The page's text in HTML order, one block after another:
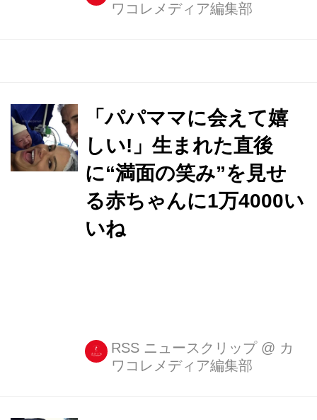
ワコレメディア編集部
「パパママに会えて嬉
しい!」生まれた直後
に“満面の笑み”を見せ
る赤ちゃんに1万4000い
いね
RSS ニュースクリップ @ カ
ワコレメディア編集部